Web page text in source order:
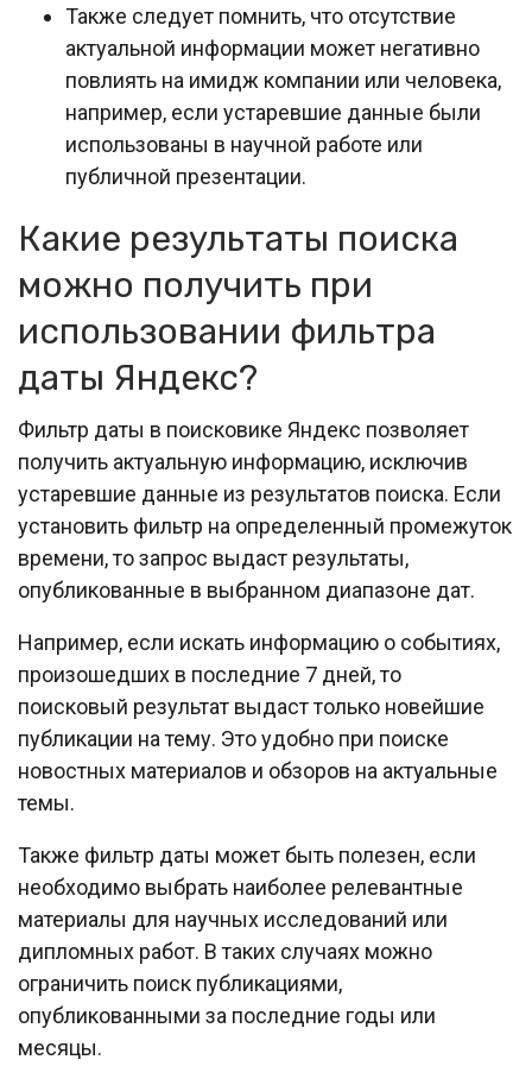
Также следует помнить, что отсутствие
актуальной информации может негативно
повлиять на имидж компании или человека,
например, если устаревшие данные были
использованы в научной работе или
публичной презентации.
Какие результаты поиска
можно получить при
использовании фильтра
даты Яндекс?
Фильтр даты в поисковике Яндекс позволяет
получить актуальную информацию, исключив
устаревшие данные из результатов поиска. Если
установить фильтр на определенный промежуток
времени, то запрос выдаст результаты,
опубликованные в выбранном диапазоне дат.
Например, если искать информацию о событиях,
произошедших в последние 7 дней, то
поисковый результат выдаст только новейшие
публикации на тему. Это удобно при поиске
новостных материалов и обзоров на актуальные
темы.
Также фильтр даты может быть полезен, если
необходимо выбрать наиболее релевантные
материалы для научных исследований или
дипломных работ. В таких случаях можно
ограничить поиск публикациями,
опубликованными за последние годы или
месяцы.